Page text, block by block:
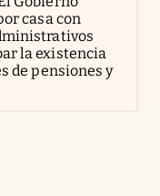
casa con
la existencia
de pensiones y